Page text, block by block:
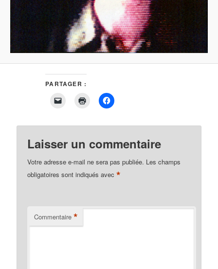
PARTAGER :
Cliquer
lien
mail
à
ami(ouvre
une
Cliquer
pour
une
Cliquez
pour
Facebook(ouvre
nouvelle
fenêtre)
Laisser un commentaire
Votre adresse e-mail ne sera pas publiée. Les champs
obligatoires sont indiqués avec*
Commentaire *